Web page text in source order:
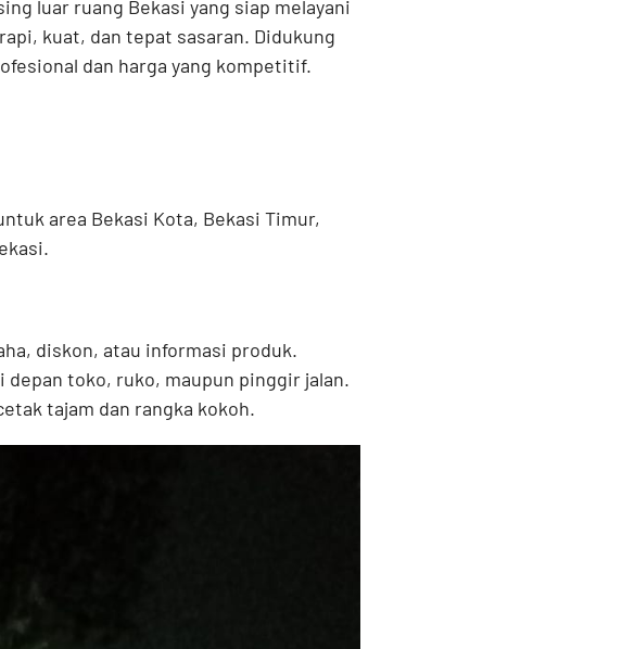
luar ruang Bekasi yang siap melayani
kuat, dan tepat sasaran. Didukung
dan harga yang kompetitif.
area Bekasi Kota, Bekasi Timur,
diskon, atau informasi produk.
toko, ruko, maupun pinggir jalan.
tajam dan rangka kokoh.